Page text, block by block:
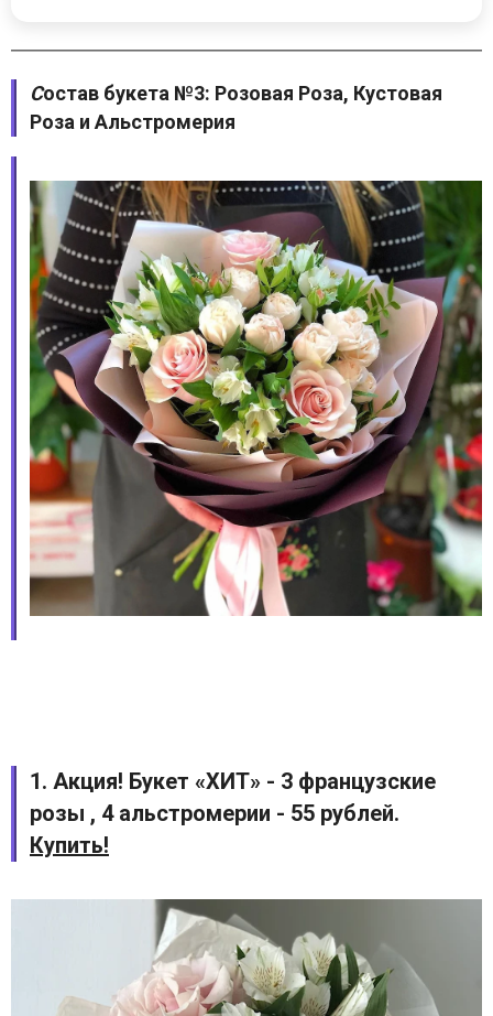
Состав букета №3: Розовая Роза, Кустовая
Роза и Альстромерия
1. Акция! Букет «ХИТ» - 3 французские
розы , 4 альстромерии - 55 рублей.
Купить!